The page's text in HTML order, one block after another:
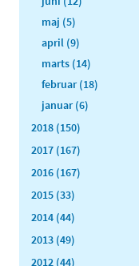
maj (5)
april (9)
marts (14)
februar (18)
januar (6)
2018 (150)
2017 (167)
2016 (167)
2015 (33)
2014 (44)
2013 (49)
2012 (44)